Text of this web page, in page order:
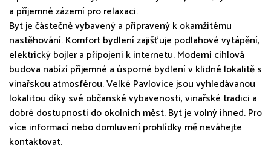
a příjemné zázemí pro relaxaci.
Byt je částečně vybavený a připravený k okamžitému
nastěhování. Komfort bydlení zajišťuje podlahové vytápění,
elektrický bojler a připojení k internetu. Moderní cihlová
budova nabízí příjemné a úsporné bydlení v klidné lokalitě s
vinařskou atmosférou. Velké Pavlovice jsou vyhledávanou
lokalitou díky své občanské vybavenosti, vinařské tradici a
dobré dostupnosti do okolních měst. Byt je volný ihned. Pro
více informací nebo domluvení prohlídky mě neváhejte
kontaktovat.